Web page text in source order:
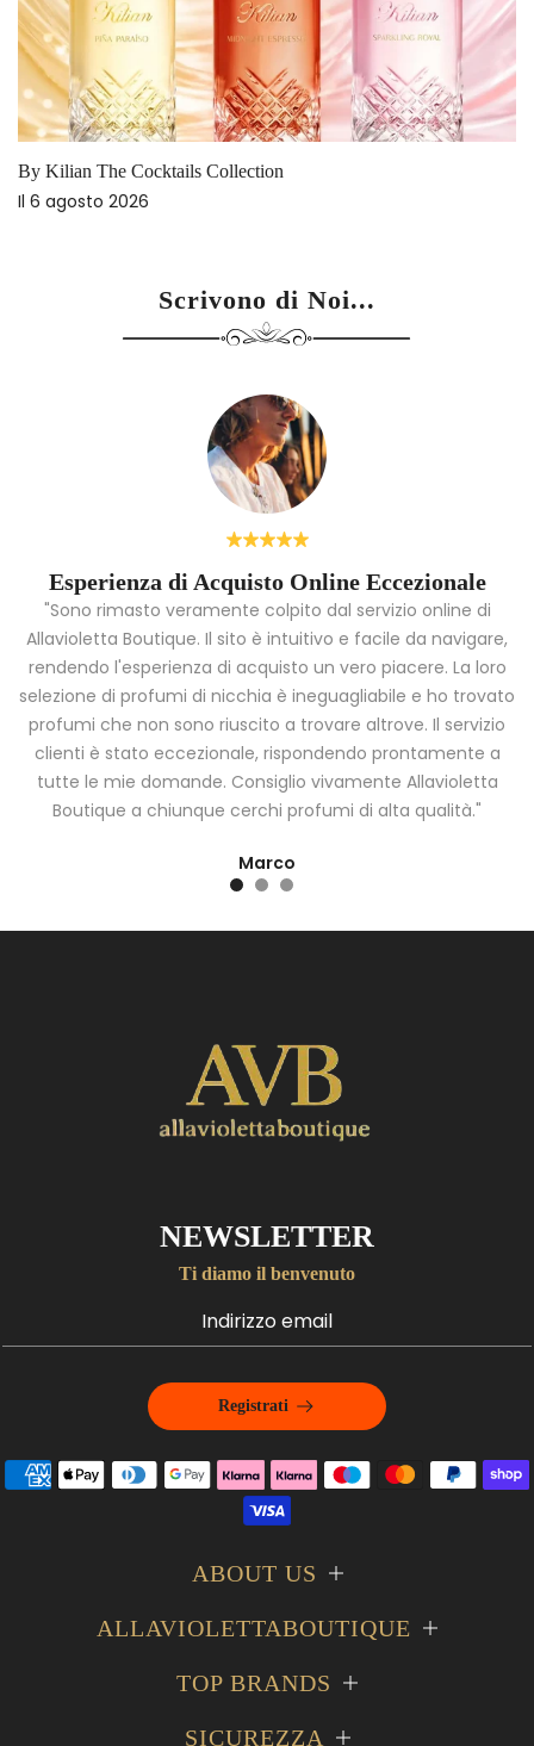
By Kilian The Cocktails Collection
Il 6 agosto 2026
Scrivono di Noi...
Esperienza di Acquisto Online Eccezionale
"Sono rimasto veramente colpito dal servizio online di
Allavioletta Boutique. Il sito è intuitivo e facile da navigare,
rendendo l'esperienza di acquisto un vero piacere. La loro
selezione di profumi di nicchia è ineguagliabile e ho trovato
profumi che non sono riuscito a trovare altrove. Il servizio
clienti è stato eccezionale, rispondendo prontamente a
tutte le mie domande. Consiglio vivamente Allavioletta
Boutique a chiunque cerchi profumi di alta qualità."
Marco
NEWSLETTER
Ti diamo il benvenuto
Registrati
ABOUT US
ALLAVIOLETTABOUTIQUE
TOP BRANDS
SICUREZZA